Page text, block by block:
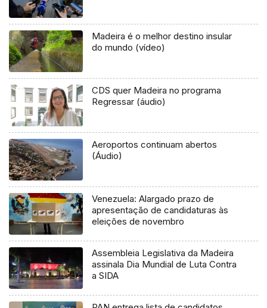
Madeira é o melhor destino insular
do mundo (vídeo)
CDS quer Madeira no programa
Regressar (áudio)
Aeroportos continuam abertos
(Áudio)
Venezuela: Alargado prazo de
apresentação de candidaturas às
eleições de novembro
Assembleia Legislativa da Madeira
assinala Dia Mundial de Luta Contra
a SIDA